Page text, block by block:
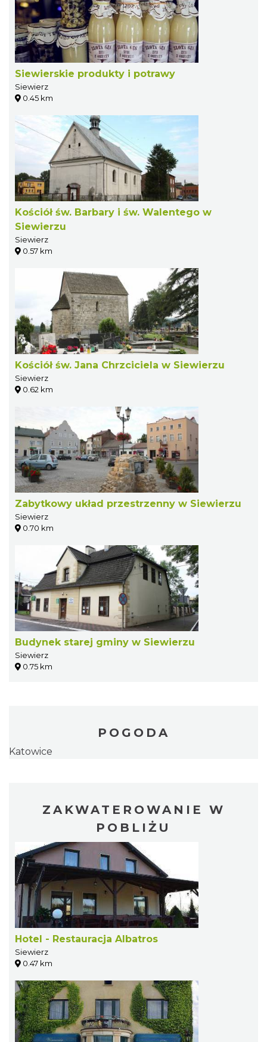
Siewierskie produkty i potrawy
Siewierz
0.45 km
Kościół św. Barbary i św. Walentego w
Siewierzu
Siewierz
0.57 km
Kościół św. Jana Chrzciciela w Siewierzu
Siewierz
0.62 km
Zabytkowy układ przestrzenny w Siewierzu
Siewierz
0.70 km
Budynek starej gminy w Siewierzu
Siewierz
0.75 km
POGODA
Katowice
ZAKWATEROWANIE W
POBLIŻU
Hotel - Restauracja Albatros
Siewierz
0.47 km